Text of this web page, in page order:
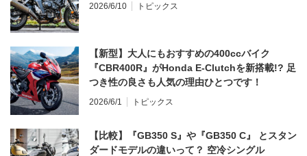
2026/6/10 トピックス
【新型】大人にもおすすめの400ccバイク
『CBR400R』がHonda E-Clutchを新搭載!? 足
つき性の良さも人気の理由ひとつです！
2026/6/1 トピックス
【比較】『GB350 S』や『GB350 C』 とスタン
ダードモデルの違いって？ 空冷シングル